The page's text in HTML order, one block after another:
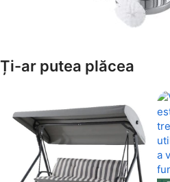
Suporți Hârtie Igenică
Ți-ar putea plăcea